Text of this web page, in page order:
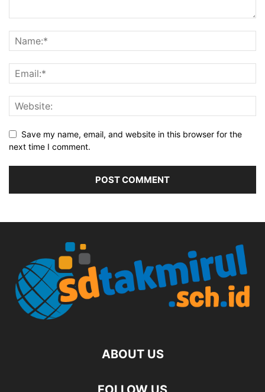
Save my name, email, and website in this browser for the
next time I comment.
ABOUT US